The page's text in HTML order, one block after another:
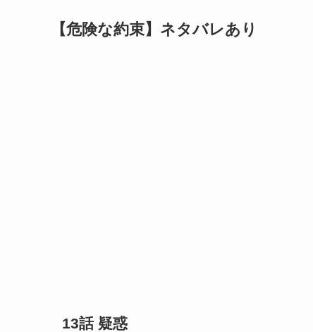
【危険な約束】ネタバレあり
13話 疑惑